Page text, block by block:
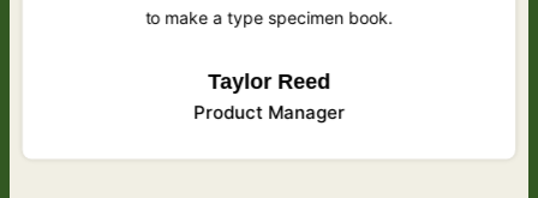
to make a type specimen book.
Taylor Reed
Product Manager